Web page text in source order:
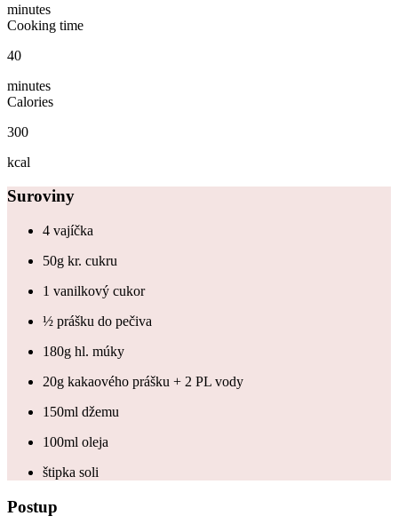
minutes
Cooking time
40
minutes
Calories
300
kcal
Suroviny
4 vajíčka
50g kr. cukru
1 vanilkový cukor
½ prášku do pečiva
180g hl. múky
20g kakaového prášku + 2 PL vody
150ml džemu
100ml oleja
štipka soli
Postup